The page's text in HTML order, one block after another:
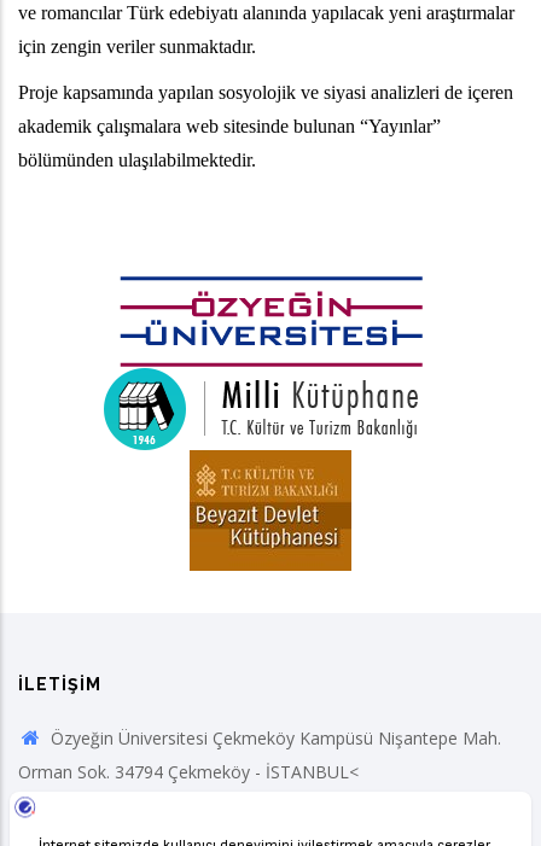
ve romancılar Türk edebiyatı alanında yapılacak yeni araştırmalar
için zengin veriler sunmaktadır.
Proje kapsamında yapılan sosyolojik ve siyasi analizleri de içeren
akademik çalışmalara web sitesinde bulunan “Yayınlar”
bölümünden ulaşılabilmektedir.
İLETIŞIM
Özyeğin Üniversitesi Çekmeköy Kampüsü Nişantepe Mah.
Orman Sok. 34794 Çekmeköy - İSTANBUL<
Fax: +90 (216) 564 99 99